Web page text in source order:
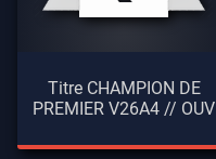
Titre CHAMPION DE
PREMIER V26A4 // OUV